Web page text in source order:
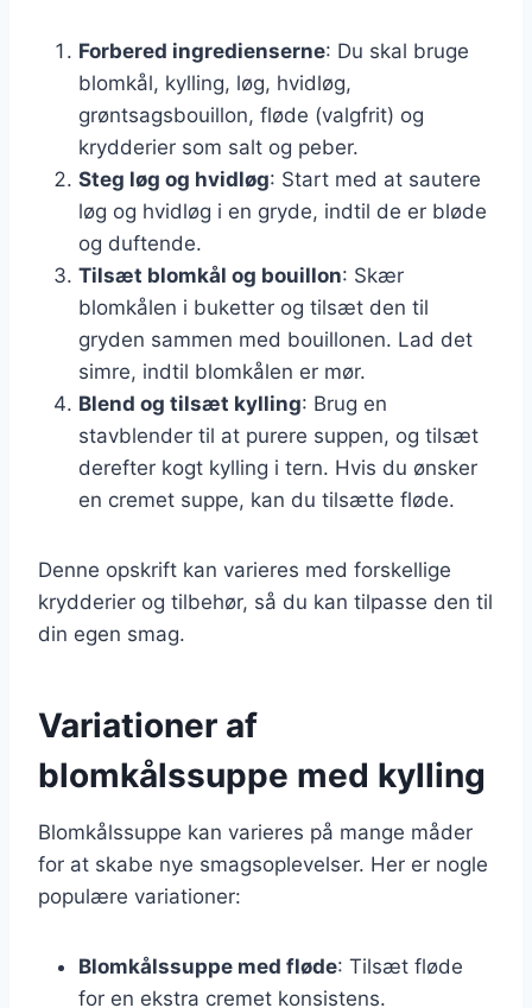
Forbered ingredienserne: Du skal bruge
blomkål, kylling, løg, hvidløg,
grøntsagsbouillon, fløde (valgfrit) og
krydderier som salt og peber.
Steg løg og hvidløg: Start med at sautere
løg og hvidløg i en gryde, indtil de er bløde
og duftende.
Tilsæt blomkål og bouillon: Skær
blomkålen i buketter og tilsæt den til
gryden sammen med bouillonen. Lad det
simre, indtil blomkålen er mør.
Blend og tilsæt kylling: Brug en
stavblender til at purere suppen, og tilsæt
derefter kogt kylling i tern. Hvis du ønsker
en cremet suppe, kan du tilsætte fløde.
Denne opskrift kan varieres med forskellige
krydderier og tilbehør, så du kan tilpasse den til
din egen smag.
Variationer af
blomkålssuppe med kylling
Blomkålssuppe kan varieres på mange måder
for at skabe nye smagsoplevelser. Her er nogle
populære variationer:
Blomkålssuppe med fløde: Tilsæt fløde
for en ekstra cremet konsistens.